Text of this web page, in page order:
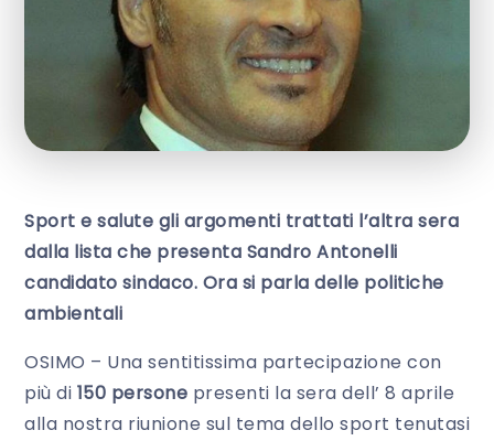
Sport e salute gli argomenti trattati l’altra sera
dalla lista che presenta Sandro Antonelli
candidato sindaco. Ora si parla delle politiche
ambientali
OSIMO – Una sentitissima partecipazione con
più di 150 persone presenti la sera dell’ 8 aprile
alla nostra riunione sul tema dello sport tenutasi